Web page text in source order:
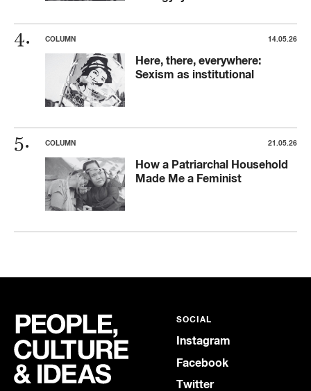
COLUMN 14.05.26
Here, there, everywhere:
Sexism as institutional
COLUMN 21.05.26
How a Patriarchal Household
Made Me a Feminist
SOCIAL
Instagram
Facebook
Twitter